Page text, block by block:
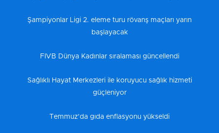
Şampiyonlar Ligi 2. eleme turu rövanş maçları yarın
başlayacak
FIVB Dünya Kadınlar sıralaması güncellendi
Sağlıklı Hayat Merkezleri ile koruyucu sağlık hizmeti
güçleniyor
Temmuz’da gıda enflasyonu yükseldi